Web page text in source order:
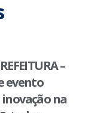
–
evento
na